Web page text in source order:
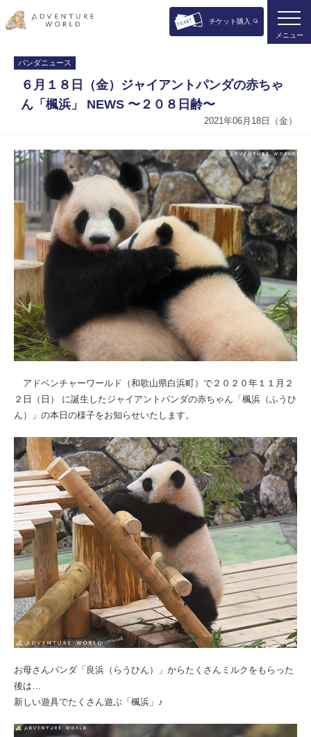
チケット購入
メニュー
パンダニュース
６月１８日（金）ジャイアントパンダの赤ちゃ
ん「楓浜」 NEWS 〜２０８日齢〜
2021年06月18日（金）
アドベンチャーワールド（和歌山県白浜町）で２０２０年１１月２
２日（日） に誕生したジャイアントパンダの赤ちゃん「楓浜（ふうひ
ん）」の本日の様子をお知らせいたします。
お母さんパンダ「良浜（らうひん）」からたくさんミルクをもらった
後は…
新しい遊具でたくさん遊ぶ「楓浜」♪